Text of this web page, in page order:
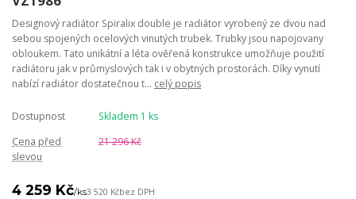
Designový radiátor Spiralix double je radiátor vyrobený ze dvou nad
sebou spojených ocelových vinutých trubek. Trubky jsou napojovany
obloukem. Tato unikátní a léta ověřená konstrukce umožňuje použití
radiátoru jak v průmyslových tak i v obytných prostorách. Díky vynutí
nabízí radiátor dostatečnou t... celý popis
Dostupnost
Skladem 1 ks
Cena před
slevou
21 296 Kč
4 259 Kč/ks3 520 Kčbez DPH